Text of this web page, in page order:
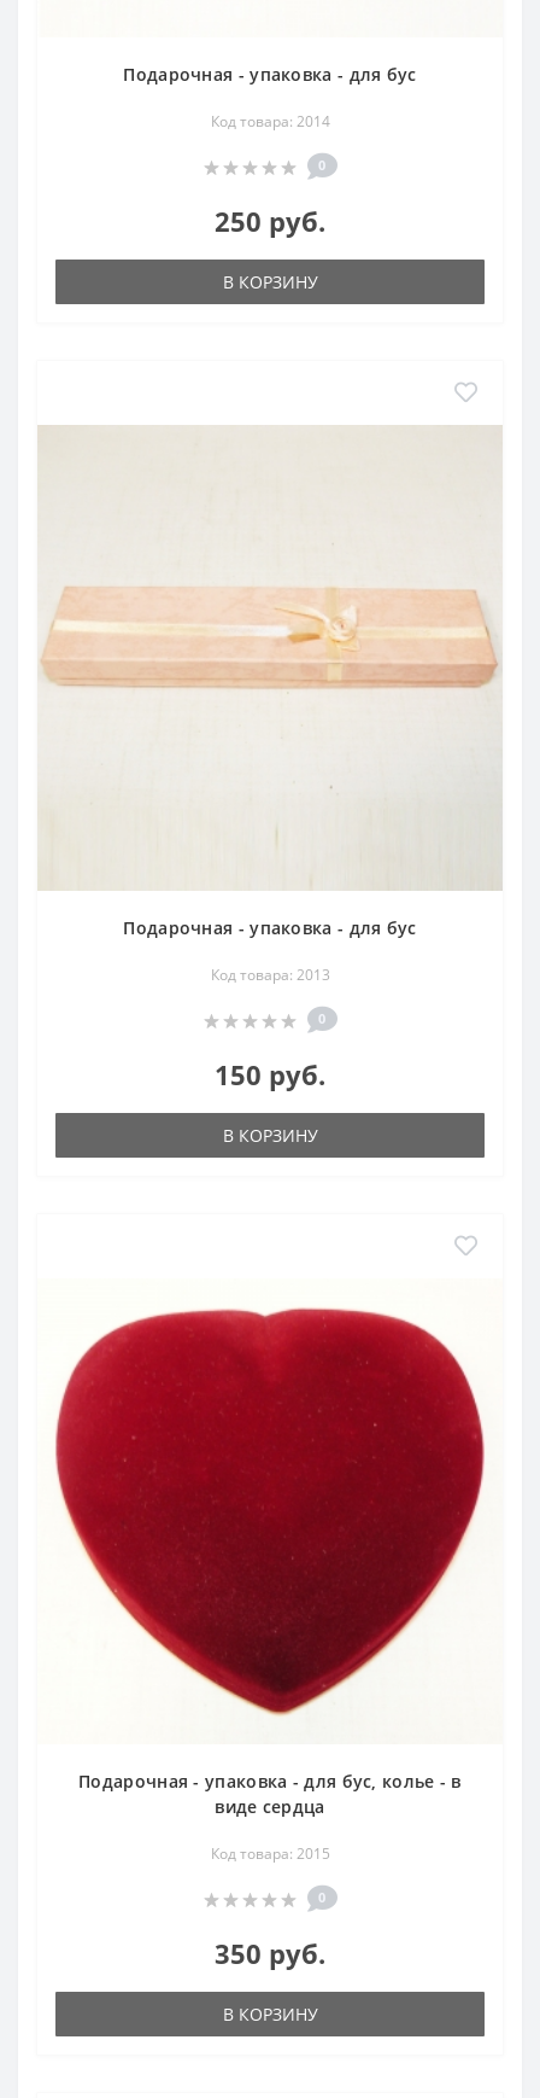
Подарочная - упаковка - для бус
Код товара: 2014
0
250 руб.
В КОРЗИНУ
Подарочная - упаковка - для бус
Код товара: 2013
0
150 руб.
В КОРЗИНУ
Подарочная - упаковка - для бус, колье - в
виде сердца
Код товара: 2015
0
350 руб.
В КОРЗИНУ